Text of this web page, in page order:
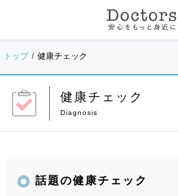
トップ 健康チェック
健康チェック
話題の健康チェック